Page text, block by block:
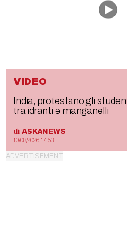
VIDEO
India, protestano gli
tra idranti e manganelli
di ASKANEWS
10/08/2026 17:53